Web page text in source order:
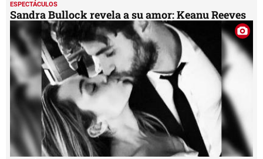
ESPECTÁCULOS
Sandra Bullock revela a su amor: Keanu Reeves